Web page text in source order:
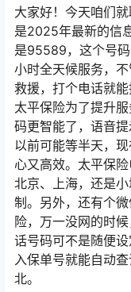
大家好！今天咱们
是2025年最新的信
是95589，这个号
小时全天候服务，
救援，打个电话就
太平保险为了提升
码更智能了，语音
以前可能等半天，
心又高效。太平保
北京、上海，还是
制。另外，还有个
险，万一没网的时
话号码可不是随便
入保单号就能自动
北。